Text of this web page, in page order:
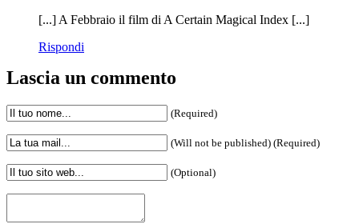
[...] A Febbraio il film di A Certain Magical Index [...]
Rispondi
Lascia un commento
(Required)
(Will not be published) (Required)
(Optional)